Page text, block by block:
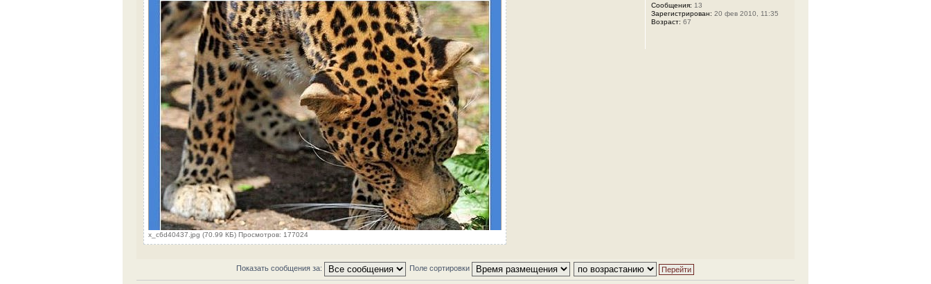
x_c6d40437.jpg (70.99 КБ) Просмотров: 177024
Сообщения: 13
Зарегистрирован: 20 фев 2010, 11:35
Возраст: 67
Показать сообщения за: Поле сортировки